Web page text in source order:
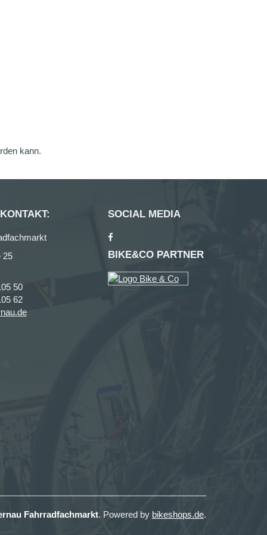
kann.
25
50
62
SOCIAL MEDIA
BIKE&CO PARTNER
Fahrradfachmarkt. Powered by bikeshops.de.